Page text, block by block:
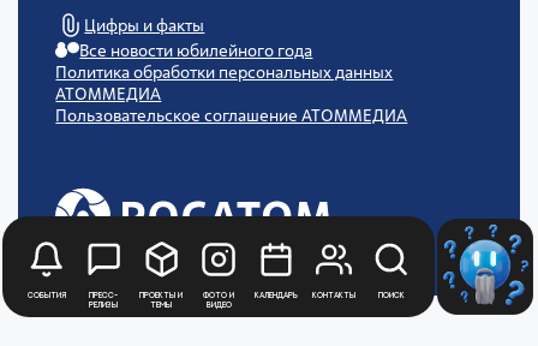
События
Пресс-
релизы
Проекты и
темы
Фото и
видео
Календарь Контакты Поиск
Цифры и факты
Все новости юбилейного года
Политика обработки персональных данных
АТОММЕДИА
Пользовательское соглашение АТОММЕДИА